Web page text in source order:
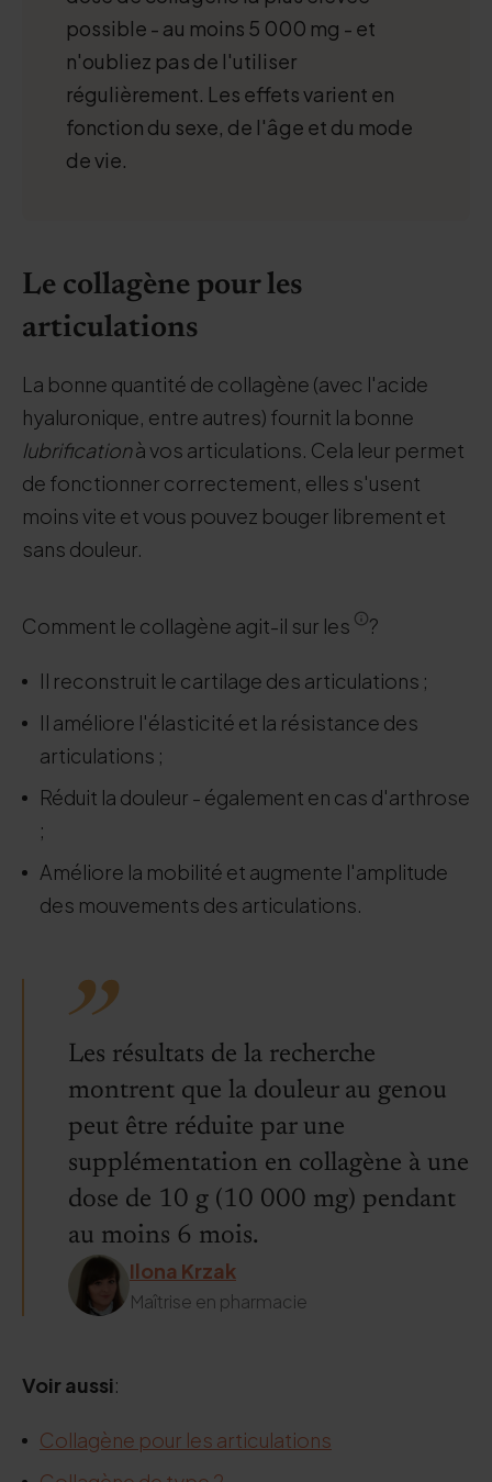
possible - au moins 5 000 mg - et
n'oubliez pas de l'utiliser
régulièrement. Les effets varient en
fonction du sexe, de l'âge et du mode
de vie.
Le collagène pour les
articulations
La bonne quantité de collagène (avec l'acide
hyaluronique, entre autres) fournit la bonne
lubrificationà vos articulations. Cela leur permet
de fonctionner correctement, elles s'usent
moins vite et vous pouvez bouger librement et
sans douleur.
Comment le collagène agit-il sur les ?
Il reconstruit le cartilage des articulations ;
Il améliore l'élasticité et la résistance des
articulations ;
Réduit la douleur - également en cas d'arthrose
;
Améliore la mobilité et augmente l'amplitude
des mouvements des articulations.
Les résultats de la recherche
montrent que la douleur au genou
peut être réduite par une
supplémentation en collagène à une
dose de 10 g (10 000 mg) pendant
au moins 6 mois.
Ilona Krzak
Maîtrise en pharmacie
Voir aussi:
Collagène pour les articulations